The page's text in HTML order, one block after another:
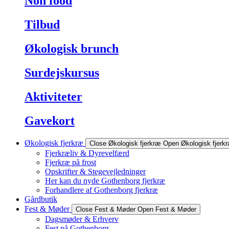
Tilbud
Økologisk brunch
Surdejskursus
Aktiviteter
Gavekort
Økologisk fjerkræ Close Økologisk fjerkræ Open Økologisk
Fjerkræliv & Dyrevelfærd
Fjerkræ på frost
Opskrifter & Stegevejledninger
Her kan du nyde Gothenborg fjerkræ
Forhandlere af Gothenborg fjerkræ
Gårdbutik
Fest & Møder
Close Fest & Møder Open Fest & Møder
Dagsmøder & Erhverv